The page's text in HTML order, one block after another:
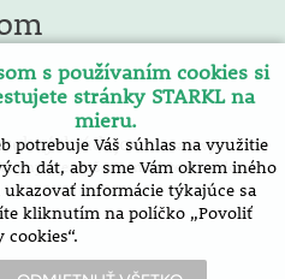
údajov. E-mailový
pre zrušenie nájdete v každom
s používaním cookies si
stránky STARKL na
mieru.
potrebuje Váš súhlas na využitie
dát, aby sme Vám okrem iného
informácie týkajúce sa
kliknutím na políčko „Povoliť
cookies“.